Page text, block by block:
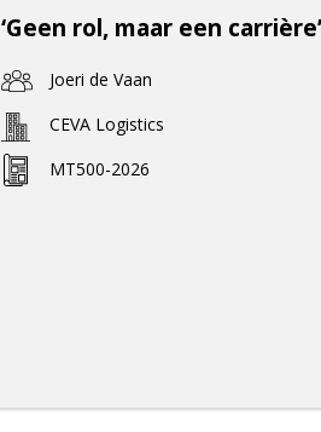
‘Geen rol, maar een carrière’
Joeri de Vaan
CEVA Logistics
MT500-2026